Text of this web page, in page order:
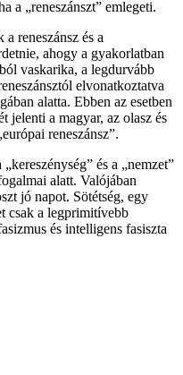
a „reneszánszt” emlegeti.
reneszánsz és a
ahogy a gyakorlatban
vaskarika, a legdurvább
elvonatkoztatva
alatta. Ebben az esetben
jelenti a magyar, az olasz és
reneszánsz”.
és a „nemzet”
alatt. Valójában
jó napot. Sötétség, egy
csak a legprimitívebb
és intelligens fasiszta